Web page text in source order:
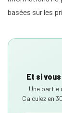
basées sur les
Et si
Une partie
Calculez en